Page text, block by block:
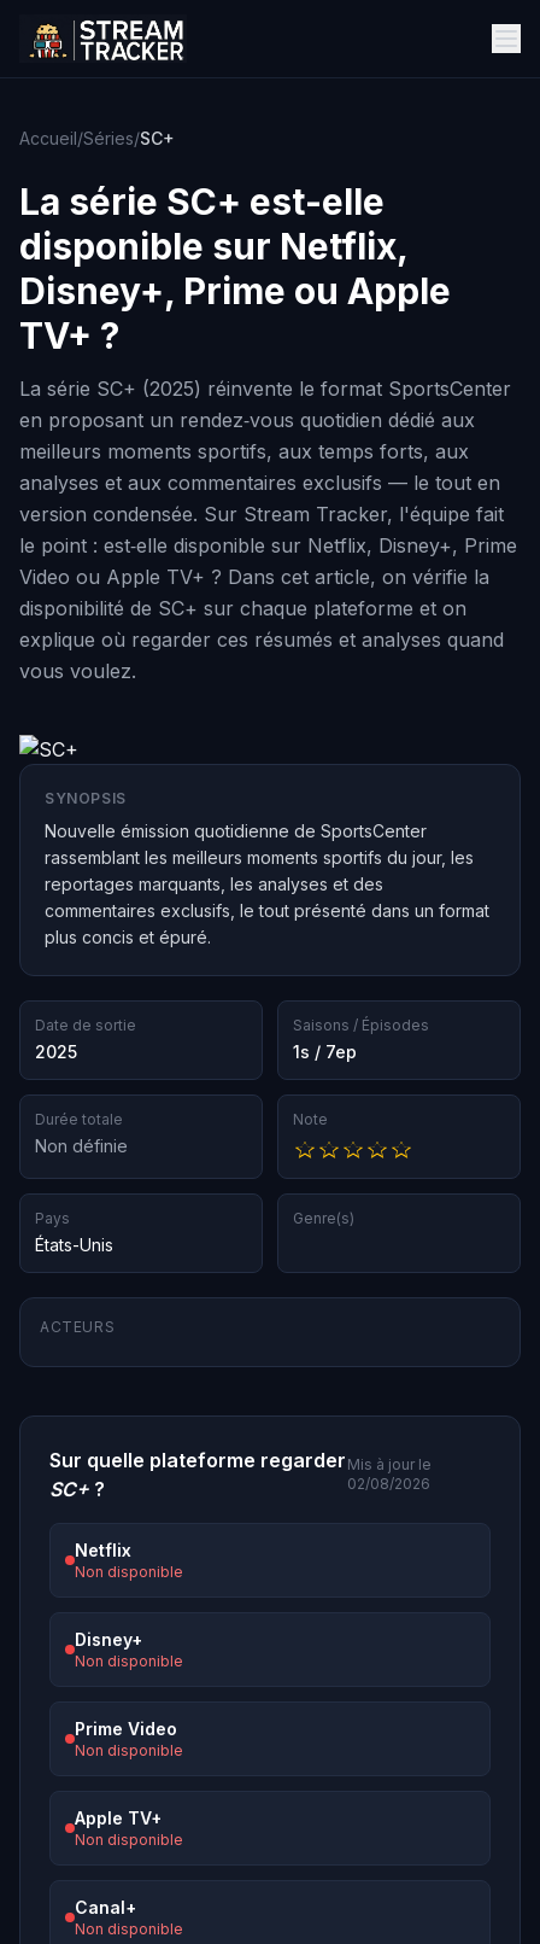
Accueil/Séries/SC+
La série SC+ est-elle
disponible sur Netflix,
Disney+, Prime ou Apple
TV+ ?
La série SC+ (2025) réinvente le format SportsCenter
en proposant un rendez‑vous quotidien dédié aux
meilleurs moments sportifs, aux temps forts, aux
analyses et aux commentaires exclusifs — le tout en
version condensée. Sur Stream Tracker, l'équipe fait
le point : est‑elle disponible sur Netflix, Disney+, Prime
Video ou Apple TV+ ? Dans cet article, on vérifie la
disponibilité de SC+ sur chaque plateforme et on
explique où regarder ces résumés et analyses quand
vous voulez.
SYNOPSIS
Nouvelle émission quotidienne de SportsCenter
rassemblant les meilleurs moments sportifs du jour, les
reportages marquants, les analyses et des
commentaires exclusifs, le tout présenté dans un format
plus concis et épuré.
Date de sortie
2025
Saisons / Épisodes
1s / 7ep
Durée totale
Non définie
Note
Pays
États-Unis
Genre(s)
ACTEURS
Sur quelle plateforme regarder
SC+ ?
Mis à jour le
02/08/2026
Netflix
Non disponible
Disney+
Non disponible
Prime Video
Non disponible
Apple TV+
Non disponible
Canal+
Non disponible